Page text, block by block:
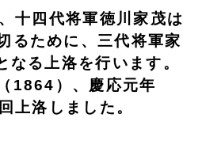
十四代将軍徳川家茂は
るために、三代将軍家
る上洛を行います。
1864）、慶応元年
上洛しました。